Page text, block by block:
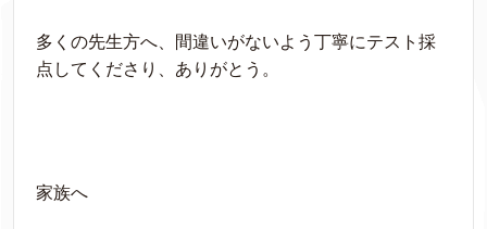
多くの先生方へ、間違いがないよう丁寧にテスト採
点してくださり、ありがとう。
家族へ